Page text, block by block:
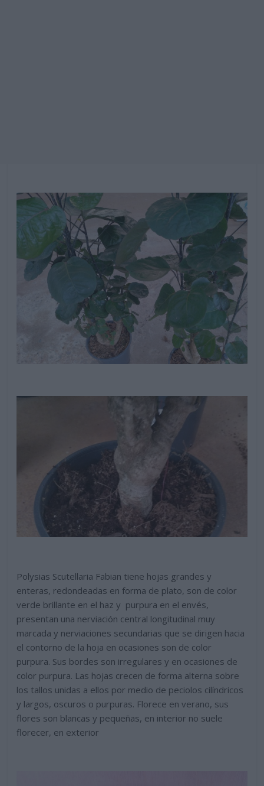
Polysias Scutellaria Fabian tiene hojas grandes y
enteras, redondeadas en forma de plato, son de color
verde brillante en el haz y purpura en el envés,
presentan una nerviación central longitudinal muy
marcada y nerviaciones secundarias que se dirigen hacia
el contorno de la hoja en ocasiones son de color
purpura. Sus bordes son irregulares y en ocasiones de
color purpura. Las hojas crecen de forma alterna sobre
los tallos unidas a ellos por medio de peciolos cilíndricos
y largos, oscuros o purpuras. Florece en verano, sus
flores son blancas y pequeñas, en interior no suele
florecer, en exterior